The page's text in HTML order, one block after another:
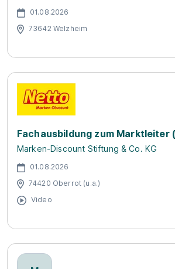
01.08.2026
73642 Welzheim
Fachausbildung zum Marktleiter
Marken-Discount Stiftung & Co. KG
01.08.2026
74420 Oberrot (u.a.)
Video